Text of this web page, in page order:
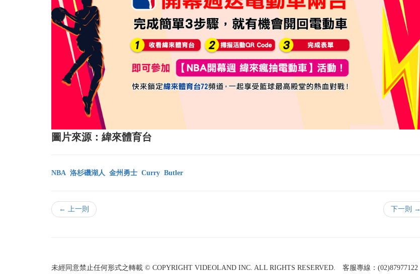
圖片來源：緯來體育台
NBA 洛杉磯湖人 金州勇士 Curry Butler
← 上一則 下一則 →
未經同意禁止任何形式之轉載 © COPYRIGHT VIDEOLAND INC. ALL RIGHTS RESERVED. 客服專線：(02)87977122